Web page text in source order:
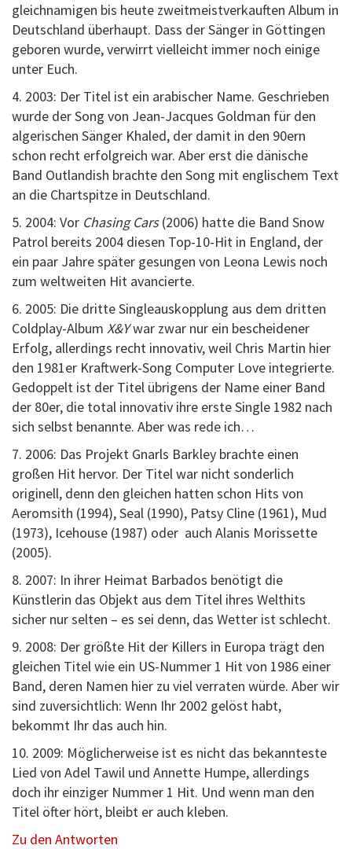
gleichnamigen bis heute zweitmeistverkauften Album in
Deutschland überhaupt. Dass der Sänger in Göttingen
geboren wurde, verwirrt vielleicht immer noch einige
unter Euch.
4. 2003: Der Titel ist ein arabischer Name. Geschrieben
wurde der Song von Jean-Jacques Goldman für den
algerischen Sänger Khaled, der damit in den 90ern
schon recht erfolgreich war. Aber erst die dänische
Band Outlandish brachte den Song mit englischem Text
an die Chartspitze in Deutschland.
5. 2004: Vor Chasing Cars(2006) hatte die Band Snow
Patrol bereits 2004 diesen Top-10-Hit in England, der
ein paar Jahre später gesungen von Leona Lewis noch
zum weltweiten Hit avancierte.
6. 2005: Die dritte Singleauskopplung aus dem dritten
Coldplay-Album X&Ywar zwar nur ein bescheidener
Erfolg, allerdings recht innovativ, weil Chris Martin hier
den 1981er Kraftwerk-Song Computer Love integrierte.
Gedoppelt ist der Titel übrigens der Name einer Band
der 80er, die total innovativ ihre erste Single 1982 nach
sich selbst benannte. Aber was rede ich…
7. 2006: Das Projekt Gnarls Barkley brachte einen
großen Hit hervor. Der Titel war nicht sonderlich
originell, denn den gleichen hatten schon Hits von
Aeromsith (1994), Seal (1990), Patsy Cline (1961), Mud
(1973), Icehouse (1987) oder auch Alanis Morissette
(2005).
8. 2007: In ihrer Heimat Barbados benötigt die
Künstlerin das Objekt aus dem Titel ihres Welthits
sicher nur selten – es sei denn, das Wetter ist schlecht.
9. 2008: Der größte Hit der Killers in Europa trägt den
gleichen Titel wie ein US-Nummer 1 Hit von 1986 einer
Band, deren Namen hier zu viel verraten würde. Aber wir
sind zuversichtlich: Wenn Ihr 2002 gelöst habt,
bekommt Ihr das auch hin.
10. 2009: Möglicherweise ist es nicht das bekannteste
Lied von Adel Tawil und Annette Humpe, allerdings
doch ihr einziger Nummer 1 Hit. Und wenn man den
Titel öfter hört, bleibt er auch kleben.
Zu den Antworten